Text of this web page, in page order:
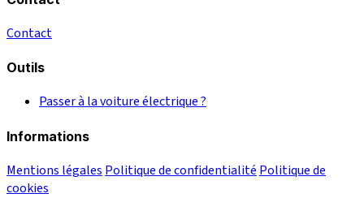
Contact
Outils
Passer à la voiture électrique ?
Informations
Mentions légales Politique de confidentialité Politique de
cookies